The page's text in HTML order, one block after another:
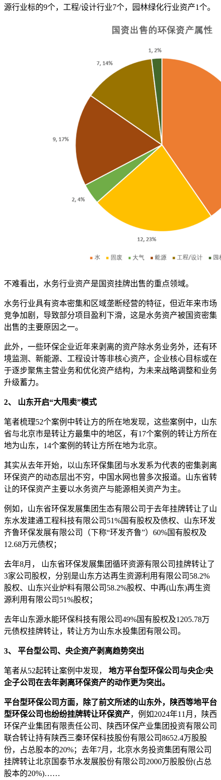
源行业标的9个，工程/设计行业7个，园林绿化行业资产1个。
不难看出，水务行业资产是国资挂牌出售的重点领域。
水务行业具有资本密集和区域垄断经营的特征，但近年来市场
竞争加剧，导致部分项目盈利下滑，这是水务资产被国资密集
出售的主要原因之一。
此外，一些环保企业近年来剥离的资产除水务业务外，还有环
境监测、新能源、工程设计等非核心资产，企业核心目标或在
于逐步聚焦主营业务和优化资产结构，为未来战略调整和业务
升级蓄力。
2、 山东开启“大甩卖”模式
笔者梳理52个案例中转让方的所在地发现，这些案例中，山东
省与北京市是转让方最集中的地区，有17个案例的转让方所在
地为山东，14个案例的转让方所在地为北京。
其实从去年开始，以山东环保集团与水发系为代表的密集剥离
环保资产的动态层出不穷，中国水网也曾多次报道。山东省转
让的环保资产主要以水务资产与能源相关资产为主。
例如，山东省环保发展集团生态有限公司于去年挂牌转让了山
东水发建通工程科技有限公司51%国有股权及债权、山东环发
齐鲁环保发展有限公司（下称“环发齐鲁”）60%国有股权及
12.68万元债权；
去年8月， 山东省环保发展集团循环资源有限公司挂牌转让了
3家公司股权，分别是山东方达再生资源利用有限公司58.2%
股权、山东兴业炉料有限公司58.2%股权、中再(山东)再生资
源利用有限公司51%股权；
去年山东源水能环保科技有限公司49%国有股权及1205.78万
元债权挂牌转让，转让方为山东水投集团有限公司。
3、 平台型公司、央企资产剥离趋势突出
笔者从52起转让案例中发现， 地方平台型环保公司与央企/央
企子公司在去年剥离环保资产的动作更为突出。
平台型环保公司方面，除了前文所述的山东外，陕西等地平台
型环保公司也纷纷挂牌转让环保资产，例如2024年11月，陕西
环保产业集团有限责任公司、陕西环保产业集团投资有限公司
联合转让持有陕西三秦环保科技股份有限公司8652.4万股股
份，占总股本的20%；去年7月，北京水务投资集团有限公司
挂牌转让北京国泰节水发展股份有限公司2000万股股份(占总
股本的20%)……